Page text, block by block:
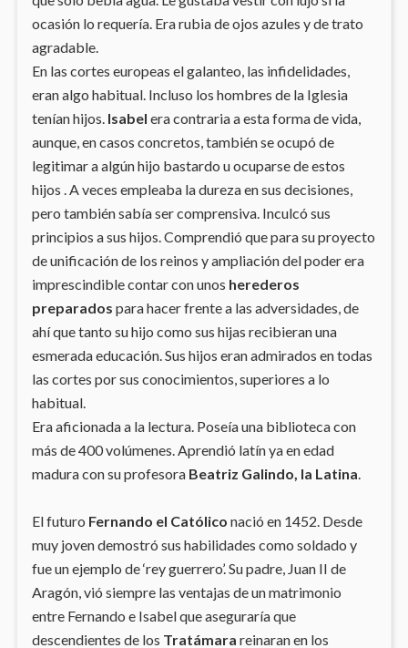
ocasión lo requería. Era rubia de ojos azules y de trato
agradable.
En las cortes europeas el galanteo, las infidelidades,
eran algo habitual. Incluso los hombres de la Iglesia
tenían hijos. Isabel era contraria a esta forma de vida,
aunque, en casos concretos, también se ocupó de
legitimar a algún hijo bastardo u ocuparse de estos
hijos . A veces empleaba la dureza en sus decisiones,
pero también sabía ser comprensiva. Inculcó sus
principios a sus hijos. Comprendió que para su proyecto
de unificación de los reinos y ampliación del poder era
imprescindible contar con unos herederos
preparados para hacer frente a las adversidades, de
ahí que tanto su hijo como sus hijas recibieran una
esmerada educación. Sus hijos eran admirados en todas
las cortes por sus conocimientos, superiores a lo
habitual.
Era aficionada a la lectura. Poseía una biblioteca con
más de 400 volúmenes. Aprendió latín ya en edad
madura con su profesora Beatriz Galindo, la Latina
El futuro Fernando el Católico nació en 1452. Desde
muy joven demostró sus habilidades como soldado y
fue un ejemplo de ‘rey guerrero’. Su padre, Juan II de
Aragón, vió siempre las ventajas de un matrimonio
entre Fernando e Isabel que aseguraría que
descendientes de los Tratámara reinaran en los